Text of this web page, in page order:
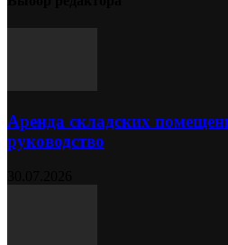
Аренда складских
руководство